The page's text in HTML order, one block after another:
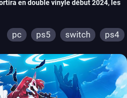
en double vinyle début 2024, les
pc ps5 switch ps4